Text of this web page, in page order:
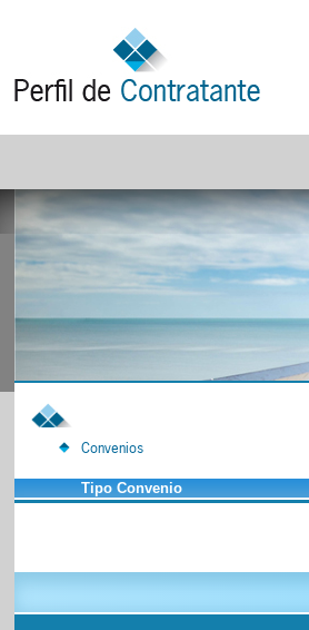
Convenios
Tipo Convenio